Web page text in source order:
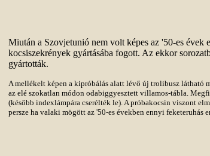
Miután a Szovjetunió nem volt képes az '50-es évek
kocsiszekrények gyártásába fogott. Az ekkor
gyártották.
A mellékelt képen a kipróbálás alatt lévő új trolibusz látható
az elé szokatlan módon odabiggyesztett villamos-tábla.
(később indexlámpára cserélték le). A próbakocsin viszont
persze ha valaki mögött az '50-es években ennyi feketeruhás